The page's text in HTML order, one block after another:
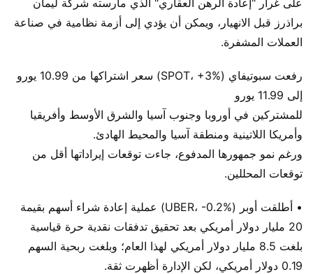
على غرار "إعادة الرهن العقاري" الذي مارسته شركة ليمان
براذرز قبل الانهيار، ويمكن أن يؤدي إلى أزمة نظامية في صناعة
العملات المشفرة.
رفعت سبوتيفاي (SPOT، +3%) سعر اشتراكها من 10.99 يورو
إلى 11.99 يورو
للمشتركين في أوروبا وجنوب آسيا والشرق الأوسط وأفريقيا
وأمريكا اللاتينية ومنطقة آسيا والمحيط الهادئ.
ورغم نمو جمهورها المدفوع، جاءت توقعات إيراداتها أقل من
توقعات المحللين.
• أطلقت أوبر (UBER، -0.2%) عملية إعادة شراء أسهم بقيمة
20 مليار دولار أمريكي بعد تحقيق تدفقات نقدية حرة قياسية
بلغت 8.5 مليار دولار أمريكي لهذا العام؛ وبلغت ربحية السهم
0.19 دولار أمريكي، لكن الإدارة أظهرت ثقة.